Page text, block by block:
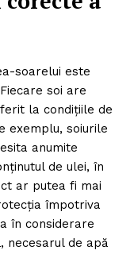
soarelui este
soi are
la condițiile de
exemplu, soiurile
anumite
de ulei, în
ar putea fi mai
împotriva
în considerare
necesarul de apă